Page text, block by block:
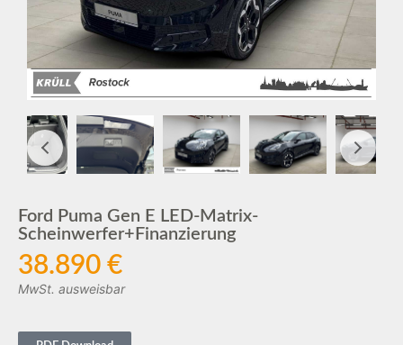
Ford Puma Gen E LED-Matrix-
Scheinwerfer+Finanzierung
38.890 €
MwSt. ausweisbar